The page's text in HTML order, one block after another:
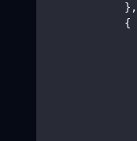
            },
            {